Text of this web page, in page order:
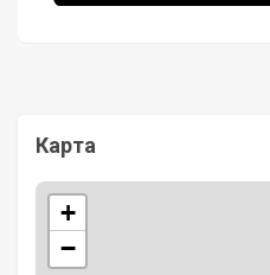
Карта
+
−